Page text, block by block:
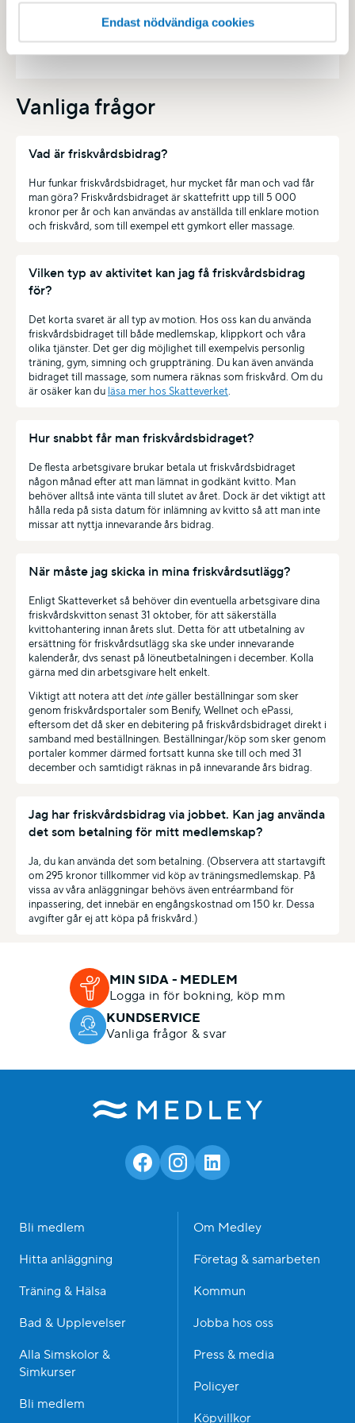
Endast nödvändiga cookies
och väljer det kort du vill ha betalintyg för,
antingen hela perioden eller för en vald
period. För att skriva ut tryck Ctrl+P.
Vanliga frågor
Vad är friskvårdsbidrag?
Hur funkar friskvårdsbidraget, hur mycket får man och vad får
man göra? Friskvårdsbidraget är skattefritt upp till 5 000
kronor per år och kan användas av anställda till enklare motion
och friskvård, som till exempel ett gymkort eller massage.
Vilken typ av aktivitet kan jag få friskvårdsbidrag
för?
Det korta svaret är all typ av motion. Hos oss kan du använda
friskvårdsbidraget till både medlemskap, klippkort och våra
olika tjänster. Det ger dig möjlighet till exempelvis personlig
träning, gym, simning och gruppträning. Du kan även använda
bidraget till massage, som numera räknas som friskvård. Om du
är osäker kan du läsa mer hos Skatteverket.
Hur snabbt får man friskvårdsbidraget?
De flesta arbetsgivare brukar betala ut friskvårdsbidraget
någon månad efter att man lämnat in godkänt kvitto. Man
behöver alltså inte vänta till slutet av året. Dock är det viktigt att
hålla reda på sista datum för inlämning av kvitto så att man inte
missar att nyttja innevarande års bidrag.
När måste jag skicka in mina friskvårdsutlägg?
Enligt Skatteverket så behöver din eventuella arbetsgivare dina
friskvårdskvitton senast 31 oktober, för att säkerställa
kvittohantering innan årets slut. Detta för att utbetalning av
ersättning för friskvårdsutlägg ska ske under innevarande
kalenderår, dvs senast på löneutbetalningen i december. Kolla
gärna med din arbetsgivare helt enkelt.
Viktigt att notera att detintegäller beställningar som sker
genom friskvårdsportaler som Benify, Wellnet och ePassi,
eftersom det då sker en debitering på friskvårdsbidraget direkt i
samband med beställningen. Beställningar/köp som sker genom
portaler kommer därmed fortsatt kunna ske till och med 31
december och samtidigt räknas in på innevarande års bidrag.
Jag har friskvårdsbidrag via jobbet. Kan jag använda
det som betalning för mitt medlemskap?
Ja, du kan använda det som betalning. (Observera att startavgift
om 295 kronor tillkommer vid köp av träningsmedlemskap. På
vissa av våra anläggningar behövs även entréarmband för
inpassering, det innebär en engångskostnad om 150 kr. Dessa
avgifter går ej att köpa på friskvård.)
MIN SIDA - MEDLEM
Logga in för bokning, köp mm
KUNDSERVICE
Vanliga frågor & svar
Bli medlem
Hitta anläggning
Träning & Hälsa
Bad & Upplevelser
Alla Simskolor &
Simkurser
Bli medlem
Om Medley
Företag & samarbeten
Kommun
Jobba hos oss
Press & media
Policyer
Köpvillkor